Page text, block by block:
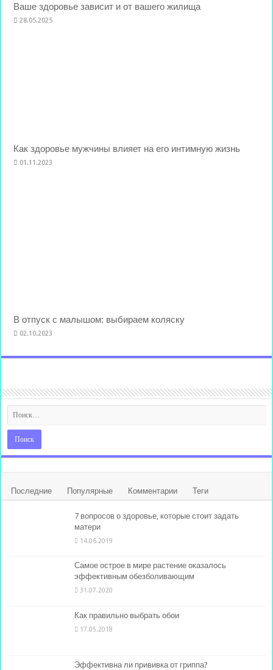
Ваше здоровье зависит и от вашего жилища
28.05.2025
Как здоровье мужчины влияет на его интимную жизнь
01.11.2023
В отпуск с малышом: выбираем коляску
02.10.2023
Последние Популярные Комментарии Теги
7 вопросов о здоровье, которые стоит задать
матери
14.06.2019
Самое острое в мире растение оказалось
эффективным обезболивающим
31.07.2020
Как правильно выбрать обои
17.05.2018
Эффективна ли прививка от гриппа?